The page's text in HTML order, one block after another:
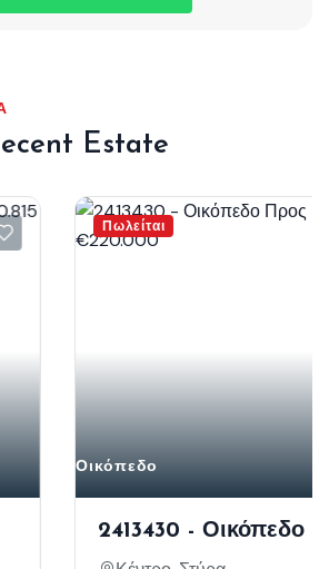
Estate
- Οικόπεδο Προς Πώληση,
18.245 Τ.μ., €220.000